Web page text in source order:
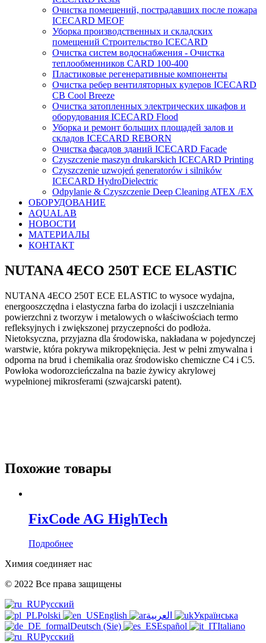
Очистка помещений, пострадавших после пожара
ICECARD MEOF
Уборка производственных и складских
помещений Строительство ICECARD
Очистка систем водоснабжения - Очистка
теплообменников CARD 100-400
Пластиковые регенеративные компоненты
Очистка ребер вентиляторных кулеров ICECARD
CB Cool Breeze
Очистка затопленных электрических шкафов и
оборудования ICECARD Flood
Уборка и ремонт больших площадей залов и
складов ICECARD REBORN
Очистка фасадов зданий ICECARD Facade
Czyszczenie maszyn drukarskich ICECARD Printing
Czyszczenie uzwojeń generatorów i silników
ICECARD HydroDielectric
Odpylanie & Czyszczenie Deep Cleaning ATEX /EX
ОБОРУДОВАНИЕ
AQUALAB
НОВОСТИ
МАТЕРИАЛЫ
КОНТАКТ
NUTANA 4ECO 250T ECE ELASTIC
NUTANA 4ECO 250T ECE ELASTIC to wysoce wydajna,
energooszczędna i elastyczna farba do izolacji i uszczelniania
powierzchni z tworzyw i metalowych o właściwościach termo
refleksyjnych i zwiększonej przyczepności do podłoża.
Nietoksyczna, przyjazna dla środowiska, nakładana w pojedynczej
warstwie, która pokrywa mikropęknięcia. Jest w pełni zmywalna i
odporna na brud i chemikalia oraz środowisko chemiczne C4 i C5.
Powłoka wodorozcieńczalna na bazie żywicy akrylowej
wypełnionej mikrosferami (szwajcarski patent).
Похожие товары
FixCode AG HighTech
Подробнее
Химия соединяет нас
© 2022 Все права защищены
Русский
Polski
English
Українська
Deutsch (Sie)
Español
Italiano
Русский